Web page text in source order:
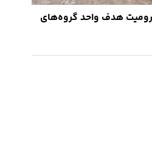
هدف واحد گروه‌های